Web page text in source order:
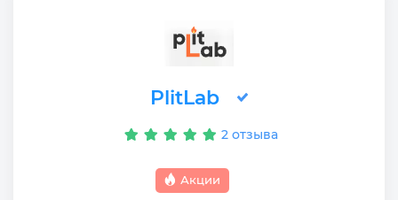
PlitLab
2 отзыва
Акции